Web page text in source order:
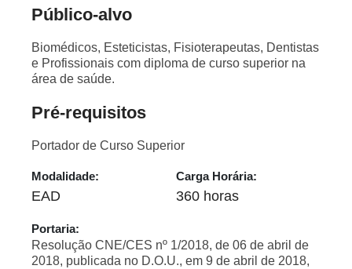
Público-alvo
Biomédicos, Esteticistas, Fisioterapeutas, Dentistas
e Profissionais com diploma de curso superior na
área de saúde.
Pré-requisitos
Portador de Curso Superior
Modalidade:
EAD
Carga Horária:
360 horas
Portaria:
Resolução CNE/CES nº 1/2018, de 06 de abril de
2018, publicada no D.O.U., em 9 de abril de 2018,